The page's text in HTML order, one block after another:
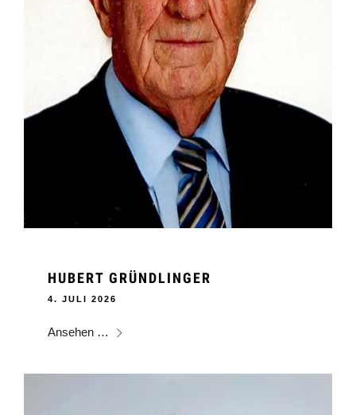
HUBERT GRÜNDLINGER
4. JULI 2026
Ansehen …